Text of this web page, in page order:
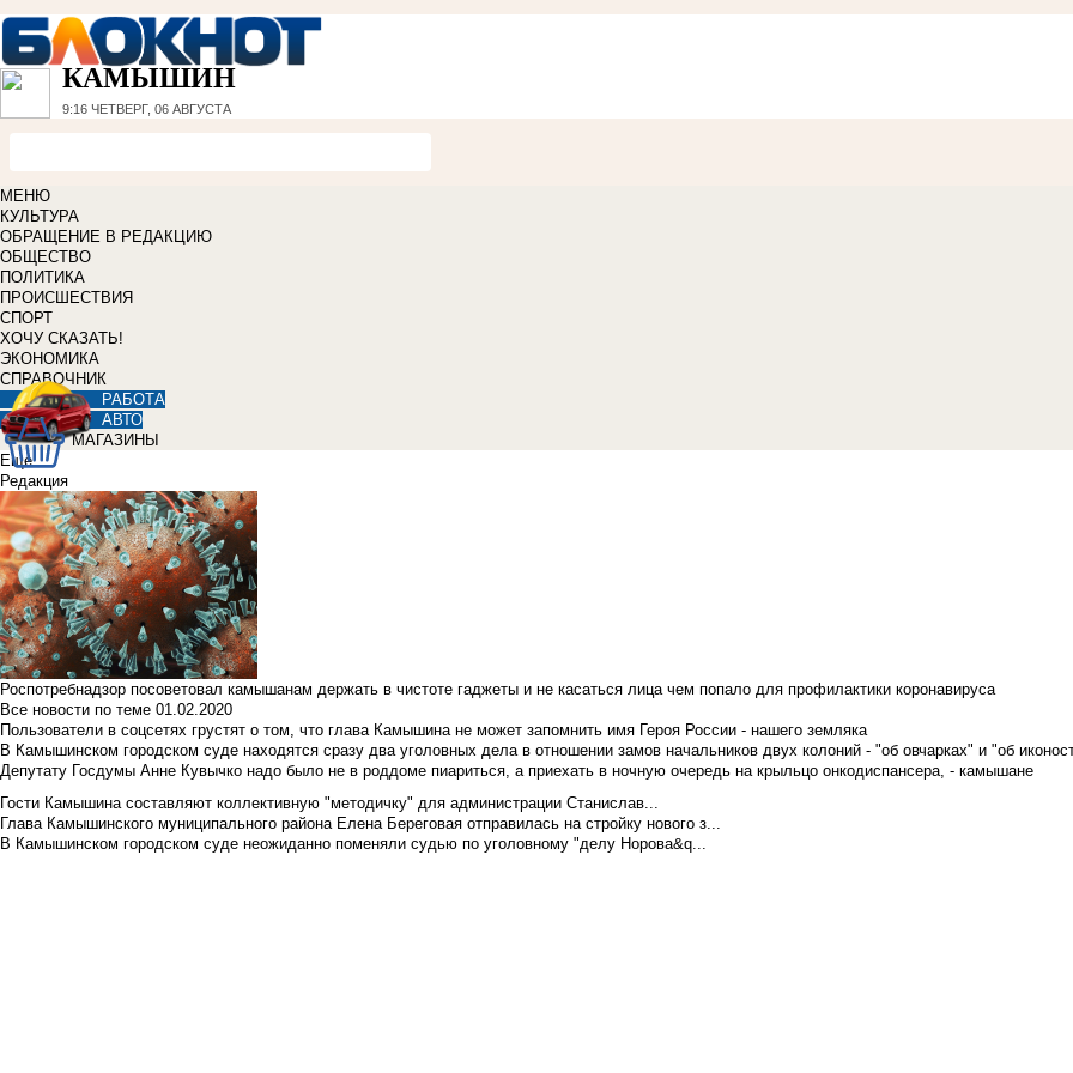
КАМЫШИН
9:16 ЧЕТВЕРГ, 06 АВГУСТА
МЕНЮ
КУЛЬТУРА
ОБРАЩЕНИЕ В РЕДАКЦИЮ
ОБЩЕСТВО
ПОЛИТИКА
ПРОИСШЕСТВИЯ
СПОРТ
ХОЧУ СКАЗАТЬ!
ЭКОНОМИКА
СПРАВОЧНИК
РАБОТА
АВТО
МАГАЗИНЫ
Еще
Редакция
Роспотребнадзор посоветовал камышанам держать в чистоте гаджеты и не касаться лица чем попало для профилактики коронавируса
Все новости по теме 01.02.2020
Пользователи в соцсетях грустят о том, что глава Камышина не может запомнить имя Героя России - нашего земляка
В Камышинском городском суде находятся сразу два уголовных дела в отношении замов начальников двух колоний - "об овчарках" и "об
Депутату Госдумы Анне Кувычко надо было не в роддоме пиариться, а приехать в ночную очередь на крыльцо онкодиспансера, - камышане
Гости Камышина составляют коллективную "методичку" для администрации Станислав...
Глава Камышинского муниципального района Елена Береговая отправилась на стройку нового з...
В Камышинском городском суде неожиданно поменяли судью по уголовному "делу Норова&q...